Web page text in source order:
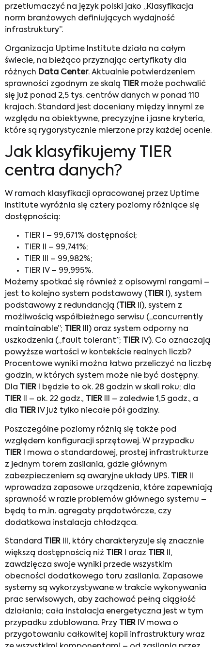
przetłumaczyć na język polski jako „Klasyfikacja
norm branżowych definiujących wydajność
infrastruktury”.
Organizacja Uptime Institute działa na całym
świecie, na bieżąco przyznając certyfikaty dla
różnych Data Center. Aktualnie potwierdzeniem
sprawności zgodnym ze skalą TIER może pochwalić
się już ponad 2,5 tys. centrów danych w ponad 110
krajach. Standard jest doceniany między innymi ze
względu na obiektywne, precyzyjne i jasne kryteria,
które są rygorystycznie mierzone przy każdej ocenie.
Jak klasyfikujemy TIER
centra danych?
W ramach klasyfikacji opracowanej przez Uptime
Institute wyróżnia się cztery poziomy różniące się
dostępnością:
TIER I – 99,671% dostępności;
TIER II – 99,741%;
TIER III – 99,982%;
TIER IV – 99,995%.
Możemy spotkać się również z opisowymi rangami –
jest to kolejno system podstawowy ( TIER I), system
podstawowy z redundancją ( TIER II), system z
możliwością współbieżnego serwisu („concurrently
maintainable”; TIER III) oraz system odporny na
uszkodzenia („fault tolerant”; TIER IV). Co oznaczają
powyższe wartości w kontekście realnych liczb?
Procentowe wyniki można łatwo przeliczyć na liczbę
godzin, w których system może nie być dostępny.
Dla TIER I będzie to ok. 28 godzin w skali roku; dla
TIER II – ok. 22 godz., TIER III – zaledwie 1,5 godz., a
dla TIER IV już tylko niecałe pół godziny.
Poszczególne poziomy różnią się także pod
względem konfiguracji sprzętowej. W przypadku
TIER I mowa o standardowej, prostej infrastrukturze
z jednym torem zasilania, gdzie głównym
zabezpieczeniem są awaryjne układy UPS.
TIER
wprowadza zapasowe urządzenia, które zapewniają
sprawność w razie problemów głównego systemu –
będą to m.in. agregaty prądotwórcze, czy
dodatkowa instalacja chłodząca.
Standard TIER III, który charakteryzuje się znacznie
większą dostępnością niż
TIER I oraz TIER II,
zawdzięcza swoje wyniki przede wszystkim
obecności dodatkowego toru zasilania. Zapasowe
systemy są wykorzystywane w trakcie wykonywania
prac serwisowych, aby zachować pełną ciągłość
działania; cała instalacja energetyczna jest w tym
przypadku zdublowana. Przy
TIER IV mowa o
przygotowaniu całkowitej kopii infrastruktury wraz